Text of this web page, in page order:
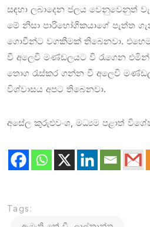
සඳහා ලබාදෙන ජලය වෙනුවෙනුත්
මේ නිසා පාරිභෝගිකයාගේ පැත්ත
ගොවීන්ට වගකීමක් තිබෙනවා.
වී අලෙවි මණ්ඩලයට වී රැගෙන එමින්
තොග රැස්කර ගන්න වී අලෙවි
විශ්වාසය අපට තිබෙනවා.
අසේල කුරුළුවංශ, මධ්‍යම පළාත්
Tags: